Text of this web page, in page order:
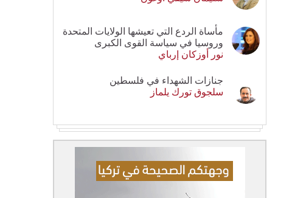
مأساة الردع التي تعيشها الولايات المتحدة
وروسيا في سياسة القوى الكبرى
نور أوزكان إرباي
جنازات الشهداء في فلسطين
سلجوق تورك يلماز